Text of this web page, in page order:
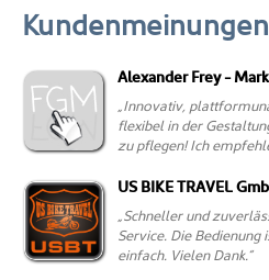
Kundenmeinungen